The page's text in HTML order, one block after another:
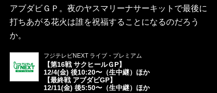
アブダビＧＰ。夜のヤスマリーナサーキットで最後に
打ちあがる花火は誰を祝福することになるのだろう
か。
フジテレビNEXT ライブ・プレミアム
【第16戦 サクヒールＧP】
12/4(金) 後10:20〜（生中継）ほか
【最終戦 アブダビGP】
12/11(金) 後5:50〜（生中継）ほか